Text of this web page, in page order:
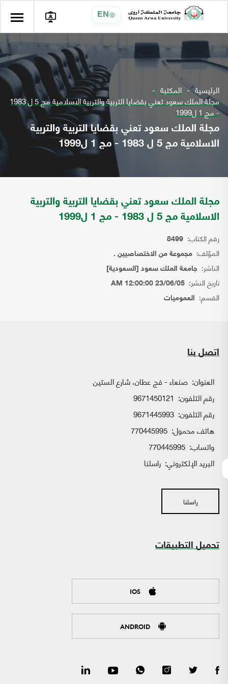
EN
الرئيسية المكتبة
مجلة الملك سعود تعني بقضايا التربية والتربية الاسلامية مج 5 ل 1983
- مج 1 ل1999
مجلة الملك سعود تعني بقضايا التربية والتربية
الاسلامية مج 5 ل 1983 - مج 1 ل1999
مجلة الملك سعود تعني بقضايا التربية والتربية
الاسلامية مج 5 ل 1983 - مج 1 ل1999
رقم الكتاب: 8499
المؤلف: مجموعة من الاختصاصيين .
الناشر: جامعة الملك سعود [السعودية]
تاريخ النشر: 23/06/05 12:00:00 AM
القسم: العموميات
اتصل بنا
العنوان: صنعاء - فج عطان، شارع الستين
رقم التلفون: 9671450121
رقم التلفون: 9671445993
هاتف محمول: 770445995
واتساب:
البريد الإلكتروني: راسلنا
راسلنا
تحميل التطبيقات
IOS
ANDROID